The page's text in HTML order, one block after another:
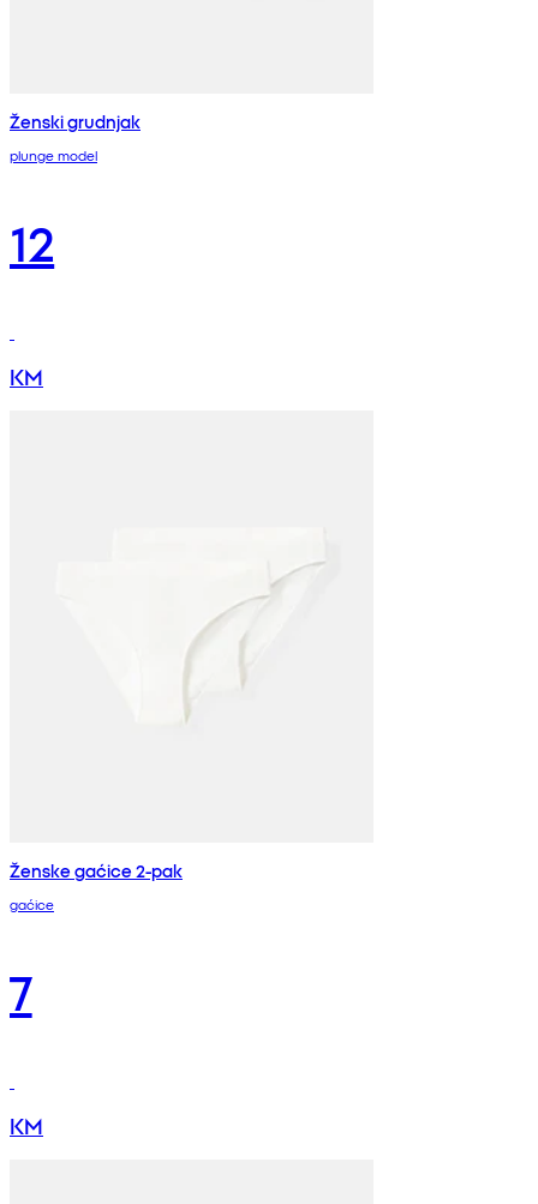
Ženski grudnjak
plunge model
12
KM
Ženske gaćice 2-pak
gaćice
7
KM